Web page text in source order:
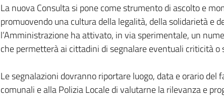
La nuova Consulta si pone come strumento di ascolto e
promuovendo una cultura della legalità, della solidarietà e
l’Amministrazione ha attivato, in via sperimentale, un
che permetterà ai cittadini di segnalare eventuali criticità
Le segnalazioni dovranno riportare luogo, data e orario
comunali e alla Polizia Locale di valutarne la rilevanza e